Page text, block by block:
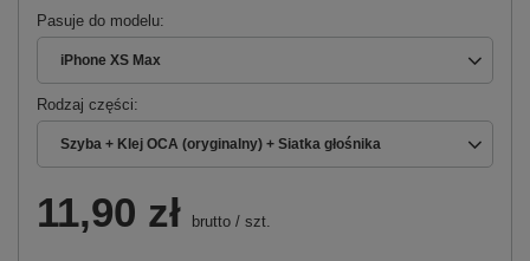
Pasuje do modelu
iPhone XS Max
Rodzaj części
Szyba + Klej OCA (oryginalny) + Siatka głośnika
11,90 zł brutto / szt.